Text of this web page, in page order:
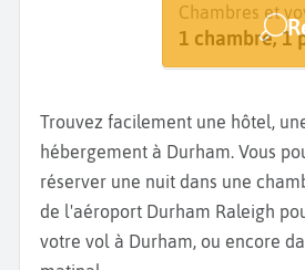
Destination
Durham
Dates
Dates de
Chambres et
1 chambre, 1
Trouvez facilement une hôtel,
hébergement à Durham. Vous
réserver une nuit dans une
de l'aéroport Durham Raleigh
votre vol à Durham, ou encore